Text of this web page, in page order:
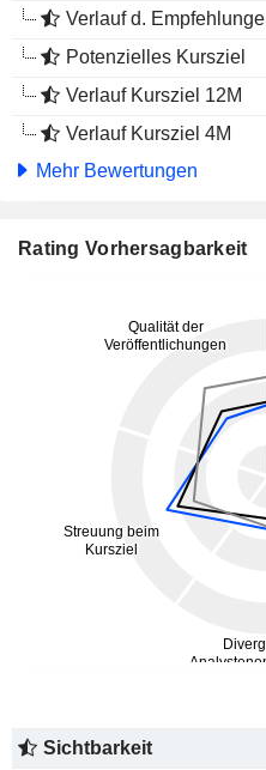
Verlauf d. Empfehlungen 4M
Potenzielles Kursziel
Verlauf Kursziel 12M
Verlauf Kursziel 4M
Mehr Bewertungen
Rating Vorhersagbarkeit
Sichtbarkeit